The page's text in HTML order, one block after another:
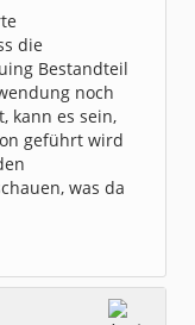
das Fenster
enthalten
erteilt werd
n
scheint g
die
Bestandteil
noch
kann es sein,
geführt wird
was da